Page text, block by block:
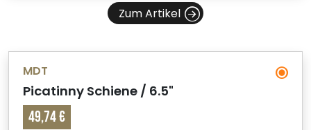
Zum Artikel
MDT
Picatinny Schiene / 6.5"
49,74 €